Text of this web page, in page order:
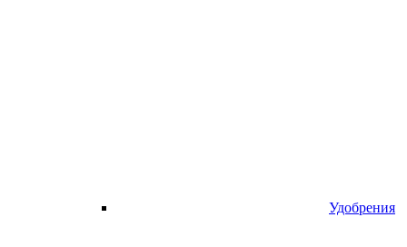
Удобрения